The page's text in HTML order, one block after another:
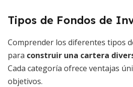
Tipos de Fondos de
Comprender los diferentes tipos
para construir una cartera
Cada categoría ofrece ventajas
objetivos.